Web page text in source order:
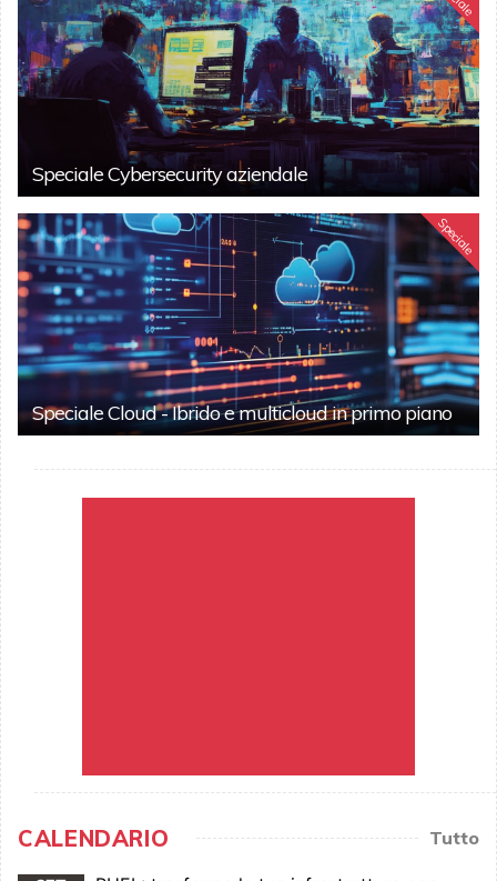
Speciale Cybersecurity aziendale
Speciale
Speciale Cloud - Ibrido e multicloud in primo piano
CALENDARIO Tutto